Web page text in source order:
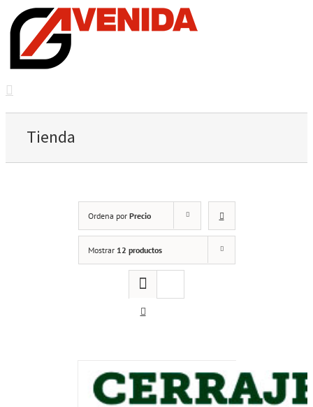
Tienda
Ordena por Precio
Mostrar 12 productos